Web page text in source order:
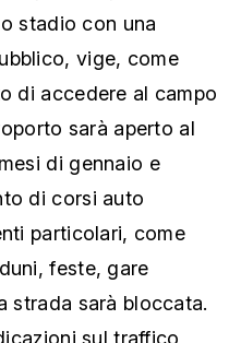
stadio con una
vige, come
di accedere al campo
sarà aperto al
di gennaio e
di corsi auto
particolari, come
feste, gare
strada sarà bloccata.